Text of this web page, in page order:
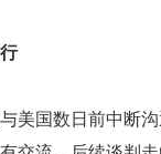
美国数日前中断